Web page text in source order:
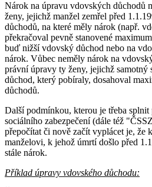
Nárok na úpravu vdovských důchodů
ženy, jejichž manžel zemřel před
důchodů, na které měly nárok (např.
překračoval pevně stanovené
buď nižší vdovský důchod nebo na
nárok. Vůbec neměly nárok na
právní úpravy ty ženy, jejichž samotný
důchod, který pobíraly, dosahoval
důchodů.
Další podmínkou, kterou je třeba splnit
sociálního zabezpečení (dále též
přepočítat či nově začít vyplácet je, že
manželovi, k jehož úmrtí došlo před
stále nárok.
Příklad úpravy vdovského důchodu: